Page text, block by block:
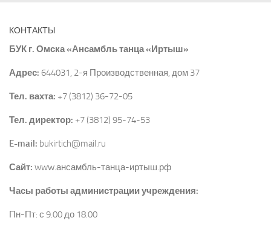
КОНТАКТЫ
БУК г. Омска «Ансамбль танца «Иртыш»
Адрес: 644031, 2-я Производственная, дом 37
Тел. вахта: +7 (3812) 36-72-05
Тел. директор: +7 (3812) 95-74-53
E-mail: bukirtich@mail.ru
Сайт: www.ансамбль-танца-иртыш.рф
Часы работы администрации учреждения:
Пн-Пт: с 9.00 до 18.00